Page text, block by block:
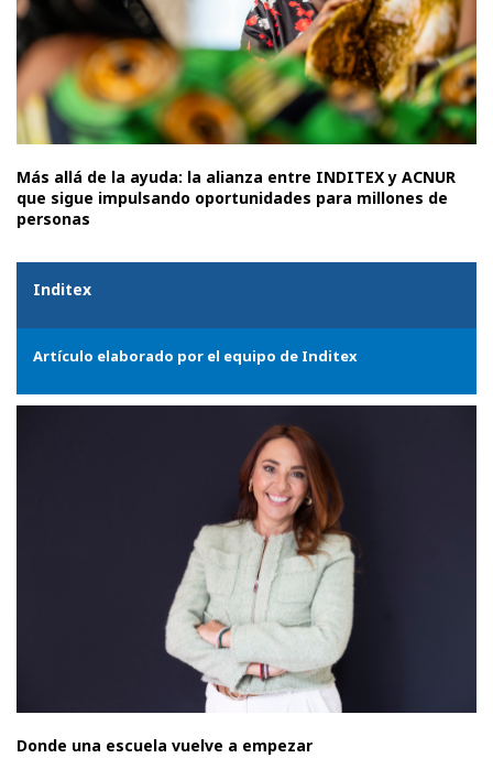
Más allá de la ayuda: la alianza entre INDITEX y ACNUR
que sigue impulsando oportunidades para millones de
personas
Inditex
Artículo elaborado por el equipo de Inditex
Donde una escuela vuelve a empezar